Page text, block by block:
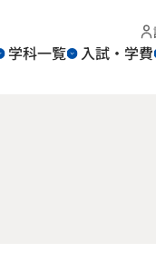
学科一覧 入試・学費